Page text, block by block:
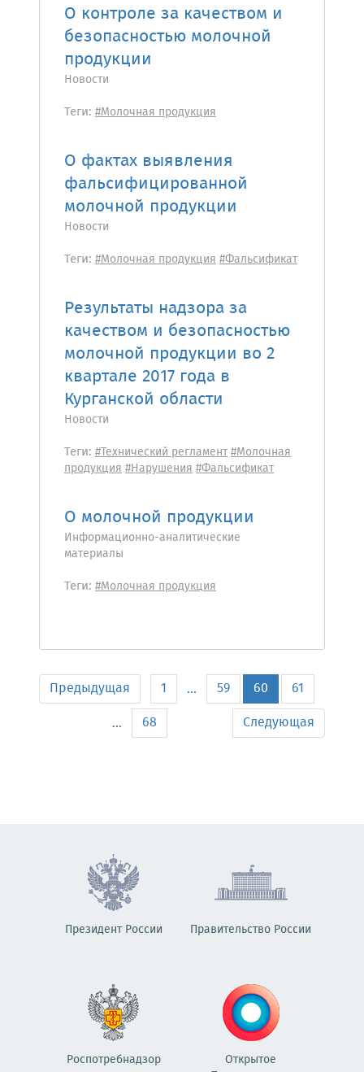
О контроле за качеством и
безопасностью молочной
продукции
Новости
Теги: #Молочная продукция
О фактах выявления
фальсифицированной
молочной продукции
Новости
Теги: #Молочная продукция#Фальсификат
Результаты надзора за
качеством и безопасностью
молочной продукции во 2
квартале 2017 года в
Курганской области
Новости
Теги: #Технический регламент#Молочная
продукция#Нарушения#Фальсификат
О молочной продукции
Информационно-аналитические
материалы
Теги: #Молочная продукция
Предыдущая 1 ... 59 60
61
...
68 Следующая
Президент России Правительство России
Роспотребнадзор
Открытое